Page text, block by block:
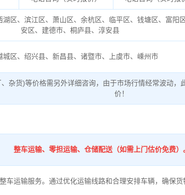
湖区、滨江区、萧山区、余杭区、临平区、钱塘区、富阳
安区、建德市、桐庐县、淳安县
城区、绍兴县、新昌县、诸暨市、上虞市、嵊州市
杂货)等价格需另外详细咨询，由于市场行情经常波动，
价！
整车运输、零担运输、仓储配送（如需上门估价免费）
车运输服务。通过优化运输线路和合理安排车辆，确保货